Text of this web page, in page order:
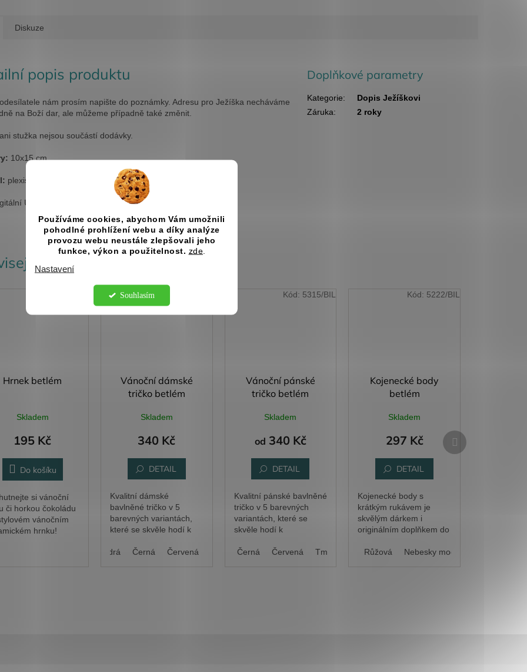
Používáme cookies, abychom Vám umožnili
pohodlné prohlížení webu a díky analýze
provozu webu neustále zlepšovali jeho
funkce, výkon a použitelnost. zde
Nastavení
Souhlasím
produkty
Hrnek betlém
Skladem
195 Kč
Do košíku
si vánoční
či horkou čokoládu
vánočním
hrnku!
Vánoční dámské
tričko betlém
Skladem
340 Kč
DETAIL
Kvalitní dámské
bavlněné tričko v 5
barevných variantách,
které se skvěle hodí k
Královská modrá Černá Červená Růžová
Vánoční pánské
tričko betlém
Skladem
od 340 Kč
DETAIL
Kvalitní pánské bavlněné
tričko v 5 barevných
variantách, které se
skvěle hodí k
Bílá
Královská modrá Černá Červená Tmavě šedý melír
Kód: 5315/BIL
Kojenecké body
betlém
Skladem
297 Kč
DETAIL
Kojenecké body s
krátkým rukávem je
skvělým dárkem i
originálním doplňkem do
pokladu.
Bílá Růžová Nebesky modrá
Kód: 5222/BIL
Další
produkt
Diskuze
popis produktu
nám prosím napište do poznámky. Adresu pro Ježíška necháváme
na Boží dar, ale můžeme případně také změnit.
stužka nejsou součástí dodávky.
10x15 cm
plexisklo (zcela průhledné a lesklé)
UV tisk s dlouhou životností a stálostí barev
Doplňkové parametry
Kategorie:
Dopis Ježíškovi
Záruka: 2 roky